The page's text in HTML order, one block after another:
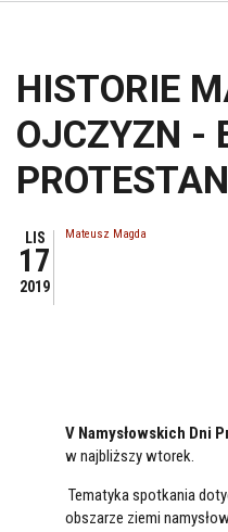
HISTORIE
OJCZYZN -
LIS
17
2019
Mateusz Magda
V Namysłowskich Dni
w najbliższy wtorek.
Tematyka spotkania
obszarze ziemi